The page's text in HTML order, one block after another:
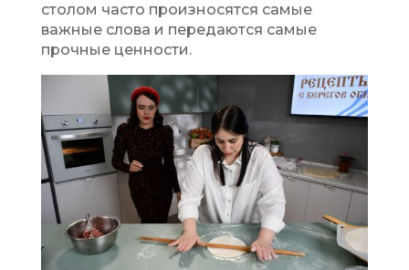
столом часто произносятся самые
важные слова и передаются самые
прочные ценности.